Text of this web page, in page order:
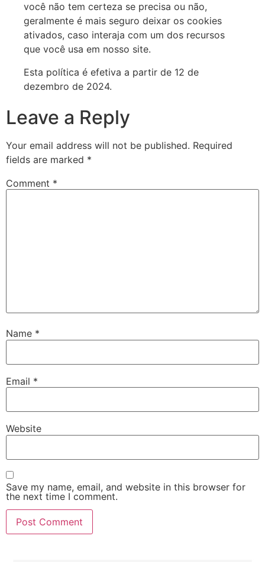
você não tem certeza se precisa ou não,
geralmente é mais seguro deixar os cookies
ativados, caso interaja com um dos recursos
que você usa em nosso site.
Esta política é efetiva a partir de 12 de
dezembro de 2024.
Leave a Reply
Your email address will not be published. Required
fields are marked *
Comment *
Name *
Email *
Website
Save my name, email, and website in this browser for
the next time I comment.